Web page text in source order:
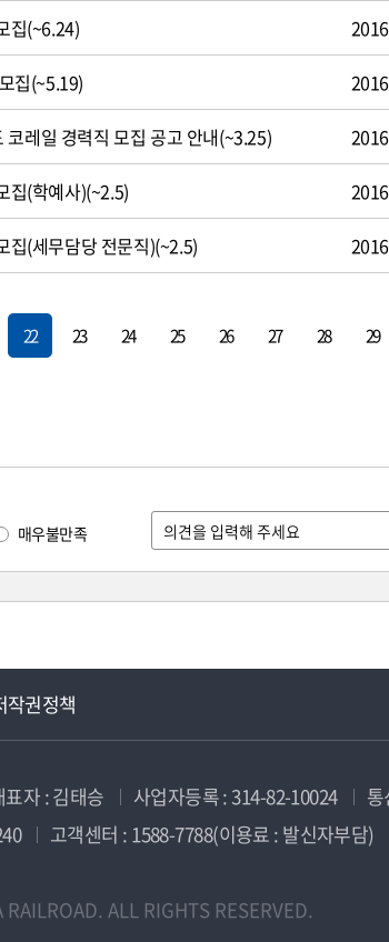
집(~6.24)
집(~5.19)
레일 경력직 모집 공고 안내(~3.25)
집(학예사)(~2.5)
집(세무담당 전문직)(~2.5)
22 23 24 25 26 27 28 29
매우불만족
작권정책
표자 : 김태승 사업자등록 : 314-82-10024
고객센터 : 1588-7788(이용료 : 발신자부담)
ALL RIGHTS RESERVED.